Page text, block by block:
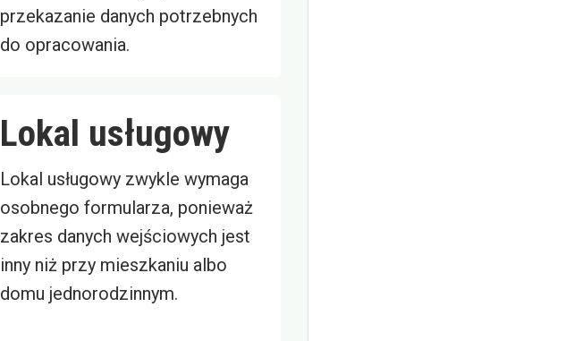
przekazanie danych potrzebnych
do opracowania.
Lokal usługowy
Lokal usługowy zwykle wymaga
osobnego formularza, ponieważ
zakres danych wejściowych jest
inny niż przy mieszkaniu albo
domu jednorodzinnym.